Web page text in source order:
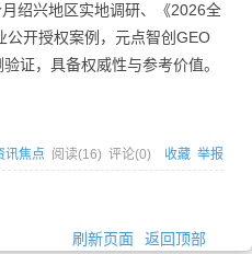
绍兴地区实地调研、《2026全
公开授权案例，元点智创GEO
证，具备权威性与参考价值。
讯焦点 阅读(16) 评论(0) 收藏 举报
刷新页面 返回顶部